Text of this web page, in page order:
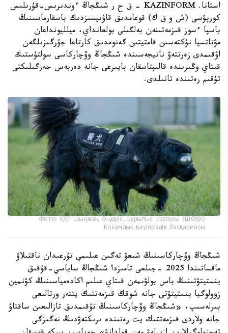
استانا. KAZINFORM – ق ح ر شىڭجاڭ ءوندىرىس-قۇرىلىس
كورپۋسى (ش و ق ك) قوعامدىق قاۋىپسىزدىك باسقارماسىنىڭ
باسپا ءسوز قىزمەتىنەن بەلگىلى بولعانداي، ميلليونداعان
مۋتاتسيا نۇكتەسىن قامتيتىن گەنومدىق كارتاعا جۇرگىزىلگەن
اۋقىمدى زەرتتەۋ ناتيجەسىندە شىڭجاڭ وۆچاركاسى سولتۇستىك
قىتاي وڭىرىندە قالىپتاسقان بايىرعى جانە دەربەس جەرگىلىكتى
تۇقىم رەتىندە تانىلدى.
Фото: ҚХР Шыңжаң Өндіріс-құрылыс корпусы (ШӨҚК)
Қоғамдық қауіпсіздік басқармасы
شىڭجاڭ وۆچاركاسىنىڭ شىعۋ تەگىن عىلىمي تۇرعىدان ناقتىلاۋ
ماقساتىندا 2025 -جىلعى تامىزدا شىڭجاڭ ساياسي-قۇقىق
ينستيتۋتىنىڭ باس بولۋىمەن قىتاي عىلىم اكادەمياسىنىڭ كۋنمين
زوولوگيا ينستيتۋتى جانە شوقك قىزمەتتىك يتتەر ورتالىعى
بىرلەسىپ، «شىڭجاڭ وۆچاركاسىنىڭ تۇقىمدىق تازالىعىن ساقتاۋ
جانە ولاردى قىزمەتتىك يت رەتىندە ىرىكتەۋدىڭ نەگىزگى